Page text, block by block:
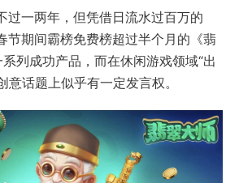
过一两年，但凭借日流水过百万的
节期间霸榜免费榜超过半个月的《翡
列成功产品，而在休闲游戏领域“出
意话题上似乎有一定发言权。